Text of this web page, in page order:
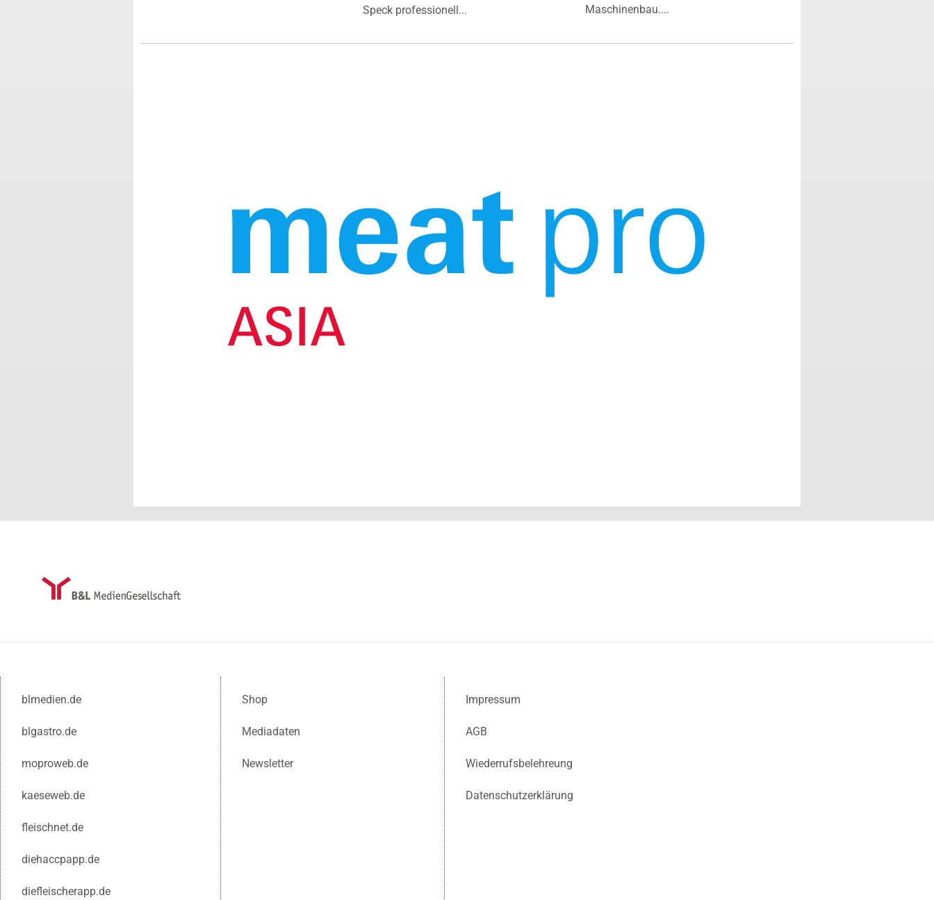
Speck professionell...
Maschinenbau....
blmedien.de
blgastro.de
moproweb.de
kaeseweb.de
fleischnet.de
diehaccpapp.de
diefleischerapp.de
Shop
Mediadaten
Newsletter
Impressum
AGB
Wiederrufsbelehreung
Datenschutzerklärung